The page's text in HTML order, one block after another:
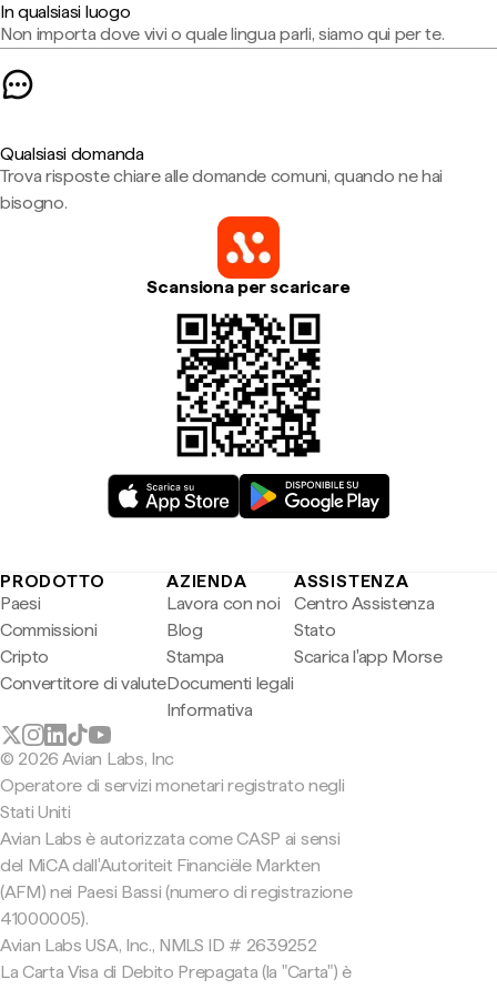
In qualsiasi luogo
Non importa dove vivi o quale lingua parli, siamo qui per te.
Qualsiasi domanda
Trova risposte chiare alle domande comuni, quando ne hai
bisogno.
Scansiona per scaricare
PRODOTTO
Paesi
Commissioni
Cripto
Convertitore di valute
AZIENDA
Lavora con noi
Blog
Stampa
Documenti legali
Informativa
ASSISTENZA
Centro Assistenza
Stato
Scarica l'app Morse
© 2026 Avian Labs, Inc
Operatore di servizi monetari registrato negli
Stati Uniti
Avian Labs è autorizzata come CASP ai sensi
del MiCA dall'Autoriteit Financiële Markten
(AFM) nei Paesi Bassi (numero di registrazione
41000005).
Avian Labs USA, Inc., NMLS ID # 2639252
La Carta Visa di Debito Prepagata (la "Carta") è